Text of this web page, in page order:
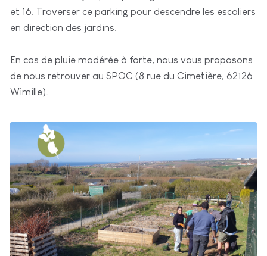
et 16. Traverser ce parking pour descendre les escaliers
en direction des jardins.
En cas de pluie modérée à forte, nous vous proposons
de nous retrouver au SPOC (8 rue du Cimetière, 62126
Wimille).